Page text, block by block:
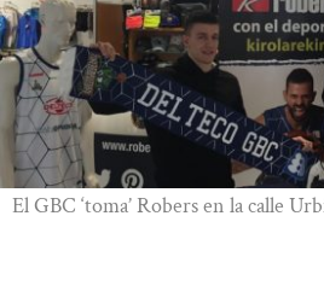
El GBC ‘toma’ Robers en la calle